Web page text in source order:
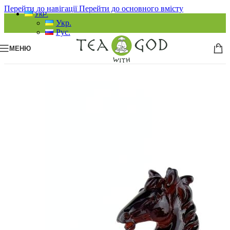
Перейти до навігаціїПерейти до основного вмісту
УКР.
Укр.
Рус.
МЕНЮ